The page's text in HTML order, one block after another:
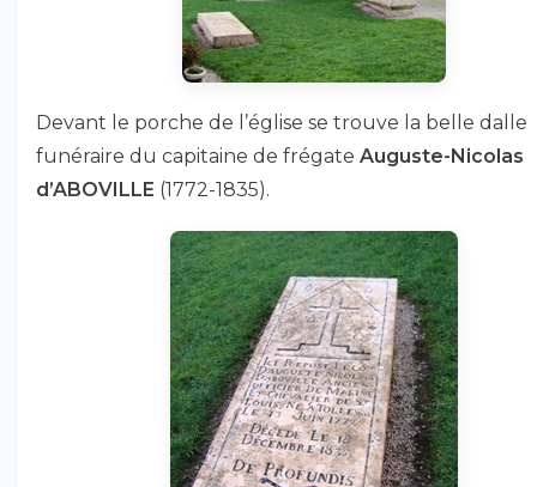
Devant le porche de l’église se trouve la belle dalle
funéraire du capitaine de frégate Auguste-Nicolas
d’ABOVILLE (1772-1835).